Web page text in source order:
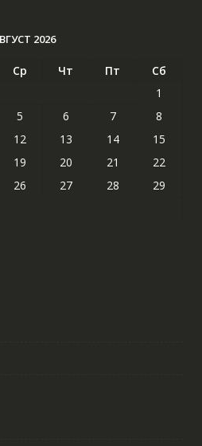
2026
Ср Чт Пт
Сб
1
5 6 7
8
12 13 14
15
19 20 21
22
26 27 28
29